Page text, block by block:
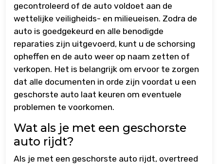
gecontroleerd of de auto voldoet aan de
wettelijke veiligheids- en milieueisen. Zodra de
auto is goedgekeurd en alle benodigde
reparaties zijn uitgevoerd, kunt u de schorsing
opheffen en de auto weer op naam zetten of
verkopen. Het is belangrijk om ervoor te zorgen
dat alle documenten in orde zijn voordat u een
geschorste auto laat keuren om eventuele
problemen te voorkomen.
Wat als je met een geschorste
auto rijdt?
Als je met een geschorste auto rijdt, overtreed